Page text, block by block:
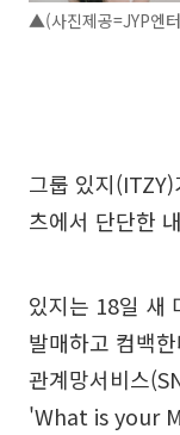
▲(사진제공=JYP엔
그룹 있지
츠에서 단단한
있지는 18일 새
발매하고 컴백
관계망서비스
'What is your